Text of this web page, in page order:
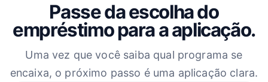
Passe da escolha do
empréstimo para a aplicação.
Uma vez que você saiba qual programa se
encaixa, o próximo passo é uma aplicação clara.